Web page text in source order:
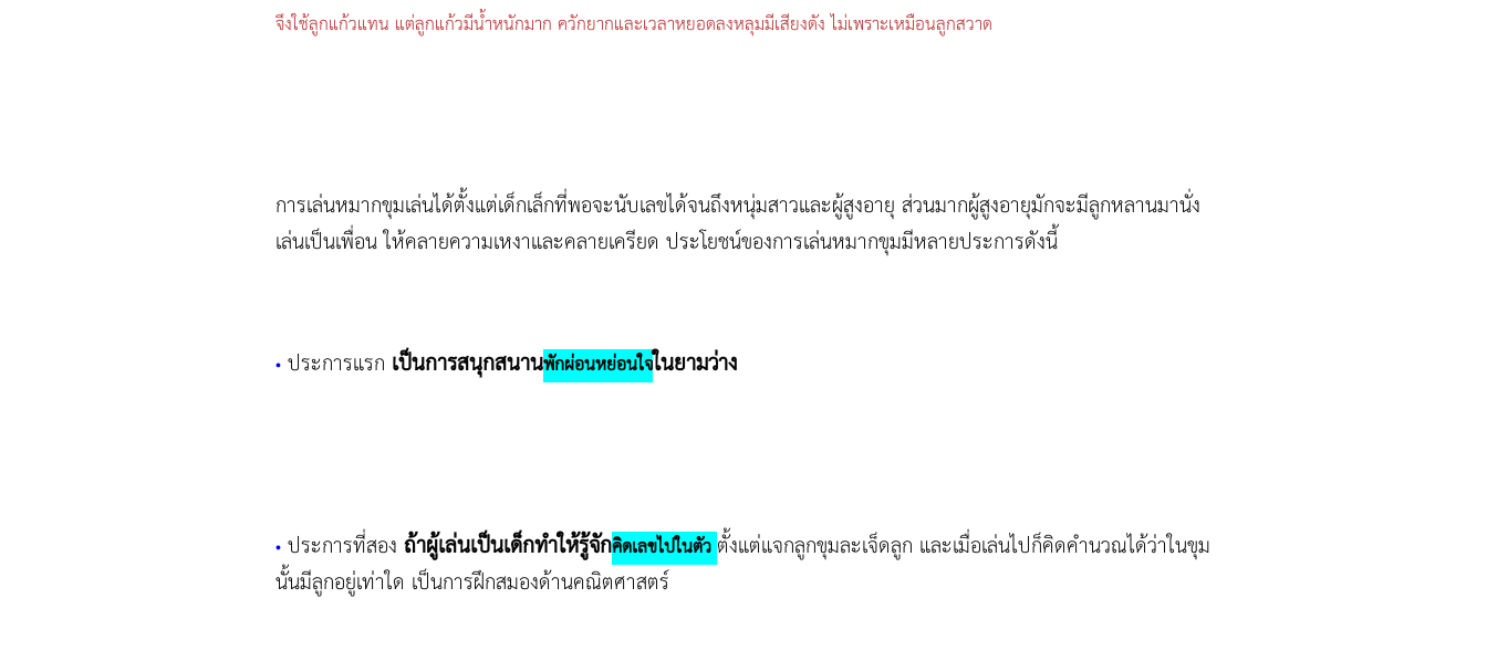
จึงใช้ลูกแก้วแทน แต่ลูกแก้วมีน้ำหนักมาก ควักยากและเวลาหยอดลงหลุมมีเสียงดัง ไม่เพราะเหมือนลูกสวาด
การเล่นหมากขุมเล่นได้ตั้งแต่เด็กเล็กที่พอจะนับเลขได้จนถึงหนุ่มสาวและผู้สูงอายุ ส่วนมากผู้สูงอายุมักจะมีลูกหลานมานั่ง
เล่นเป็นเพื่อน ให้คลายความเหงาและคลายเครียด ประโยชน์ของการเล่นหมากขุมมีหลายประการดังนี้
• ประการแรก เป็นการสนุกสนานพักผ่อนหย่อนใจในยามว่าง
• ประการที่สอง ถ้าผู้เล่นเป็นเด็กทำให้รู้จักคิดเลขไปในตัวตั้งแต่แจกลูกขุมละเจ็ดลูก และเมื่อเล่นไปก็คิดคำนวณได้ว่าในขุม
นั้นมีลูกอยู่เท่าใด เป็นการฝึกสมองด้านคณิตศาสตร์